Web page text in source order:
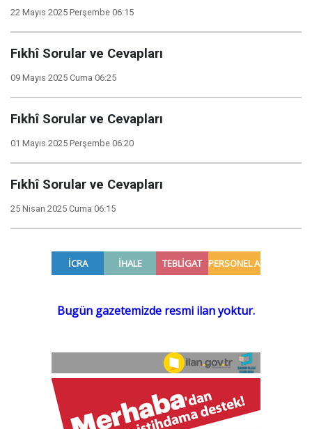
22 Mayıs 2025 Perşembe 06:15
Fıkhî Sorular ve Cevapları
09 Mayıs 2025 Cuma 06:25
Fıkhî Sorular ve Cevapları
01 Mayıs 2025 Perşembe 06:20
Fıkhî Sorular ve Cevapları
25 Nisan 2025 Cuma 06:15